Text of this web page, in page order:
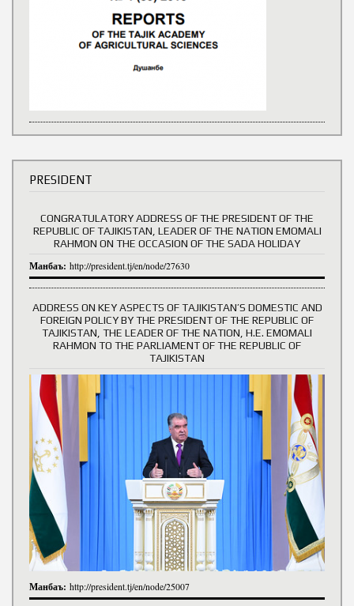
PRESIDENT
CONGRATULATORY ADDRESS OF THE PRESIDENT OF THE
REPUBLIC OF TAJIKISTAN, LEADER OF THE NATION EMOMALI
RAHMON ON THE OCCASION OF THE SADA HOLIDAY
Манбаъ: http://president.tj/en/node/27630
ADDRESS ON KEY ASPECTS OF TAJIKISTAN’S DOMESTIC AND
FOREIGN POLICY BY THE PRESIDENT OF THE REPUBLIC OF
TAJIKISTAN, THE LEADER OF THE NATION, H.E. EMOMALI
RAHMON TO THE PARLIAMENT OF THE REPUBLIC OF
TAJIKISTAN
Манбаъ: http://president.tj/en/node/25007